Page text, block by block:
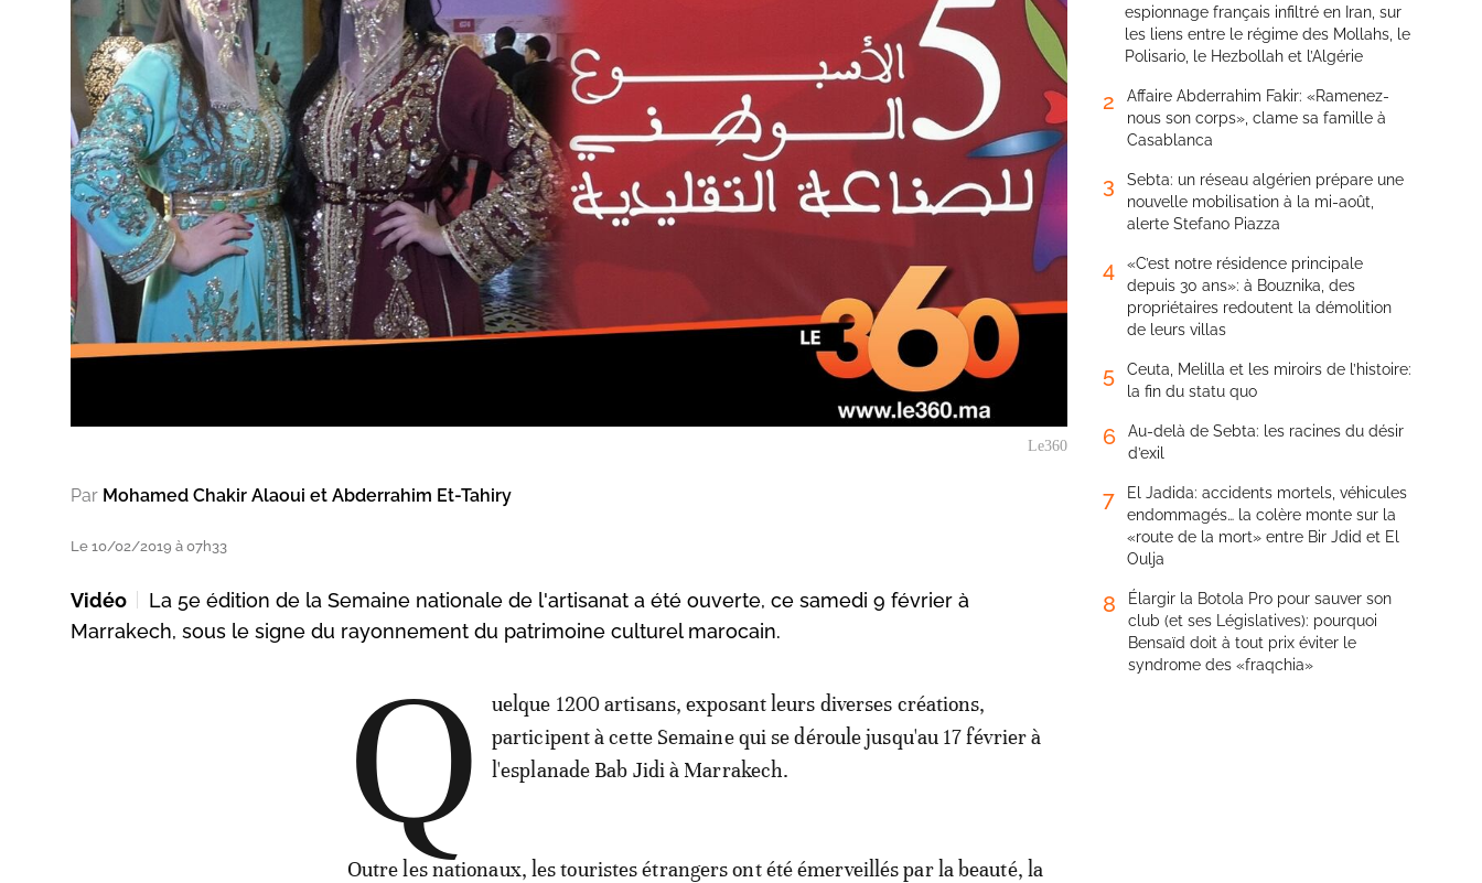
Le360
Par Mohamed Chakir Alaoui et Abderrahim Et-Tahiry
Le 10/02/2019 à 07h33
Vidéo
La 5e édition de la Semaine nationale de l'artisanat a été ouverte, ce samedi 9 février à
Marrakech, sous le signe du rayonnement du patrimoine culturel marocain.
Q
uelque 1200 artisans, exposant leurs diverses créations,
participent à cette Semaine qui se déroule jusqu'au 17 février à
l'esplanade Bab Jidi à Marrakech.
Outre les nationaux, les touristes étrangers ont été émerveillés par la beauté, la
espionnage français infiltré en Iran, sur
les liens entre le régime des Mollahs, le
Polisario, le Hezbollah et l’Algérie
2
Affaire Abderrahim Fakir: «Ramenez-
nous son corps», clame sa famille à
Casablanca
3
Sebta: un réseau algérien prépare une
nouvelle mobilisation à la mi-août,
alerte Stefano Piazza
4
«C’est notre résidence principale
depuis 30 ans»: à Bouznika, des
propriétaires redoutent la démolition
de leurs villas
5
Ceuta, Melilla et les miroirs de l’histoire:
la fin du statu quo
6
Au-delà de Sebta: les racines du désir
d’exil
7
El Jadida: accidents mortels, véhicules
endommagés… la colère monte sur la
«route de la mort» entre Bir Jdid et El
Oulja
8
Élargir la Botola Pro pour sauver son
club (et ses Législatives): pourquoi
Bensaïd doit à tout prix éviter le
syndrome des «fraqchia»